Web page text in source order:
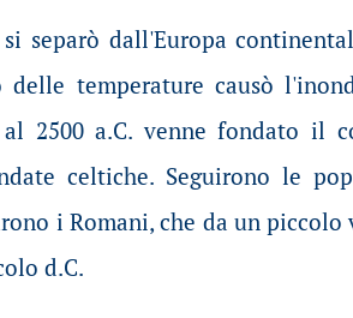
separò dall'Europa
delle temperature causò
2500 a.C. venne fondato il
celtiche. Seguirono le
i Romani, che da un
d.C.